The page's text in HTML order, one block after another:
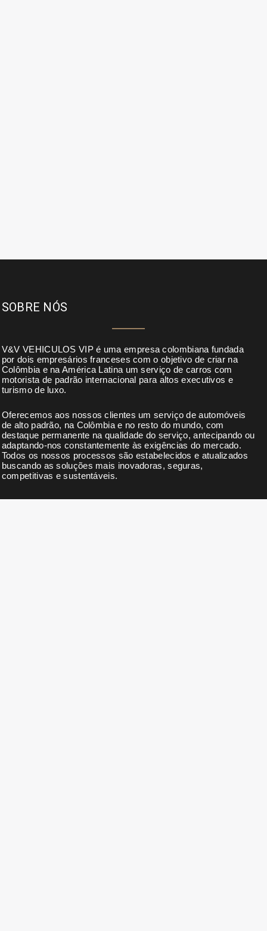
SOBRE NÓS
V&V VEHICULOS VIP é uma empresa colombiana fundada
por dois empresários franceses com o objetivo de criar na
Colômbia e na América Latina um serviço de carros com
motorista de padrão internacional para altos executivos e
turismo de luxo.
Oferecemos aos nossos clientes um serviço de automóveis
de alto padrão, na Colômbia e no resto do mundo, com
destaque permanente na qualidade do serviço, antecipando ou
adaptando-nos constantemente às exigências do mercado.
Todos os nossos processos são estabelecidos e atualizados
buscando as soluções mais inovadoras, seguras,
competitivas e sustentáveis.